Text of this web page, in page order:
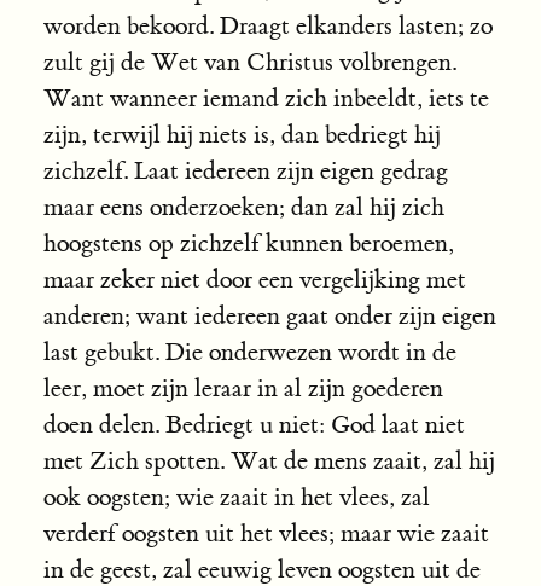
worden bekoord. Draagt elkanders lasten; zo
zult gij de Wet van Christus volbrengen.
Want wanneer iemand zich inbeeldt, iets te
zijn, terwijl hij niets is, dan bedriegt hij
zichzelf. Laat iedereen zijn eigen gedrag
maar eens onderzoeken; dan zal hij zich
hoogstens op zichzelf kunnen beroemen,
maar zeker niet door een vergelijking met
anderen; want iedereen gaat onder zijn eigen
last gebukt. Die onderwezen wordt in de
leer, moet zijn leraar in al zijn goederen
doen delen. Bedriegt u niet: God laat niet
met Zich spotten. Wat de mens zaait, zal hij
ook oogsten; wie zaait in het vlees, zal
verderf oogsten uit het vlees; maar wie zaait
in de geest, zal eeuwig leven oogsten uit de